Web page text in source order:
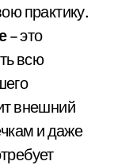
практику.
– это
всю
внешний
и даже